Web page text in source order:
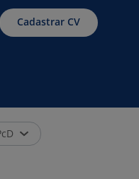
Cadastrar CV